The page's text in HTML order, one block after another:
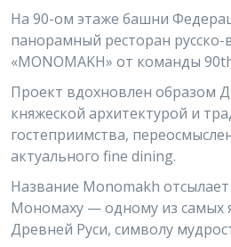
На 90-ом этаже башни
панорамный ресторан русско-
«MONOMAKH» от команды
Проект вдохновлен образом
княжеской архитектурой и
гостеприимства,
актуального fine dining.
Название Monomakh
Мономаху — одному из самых
Древней Руси, символу